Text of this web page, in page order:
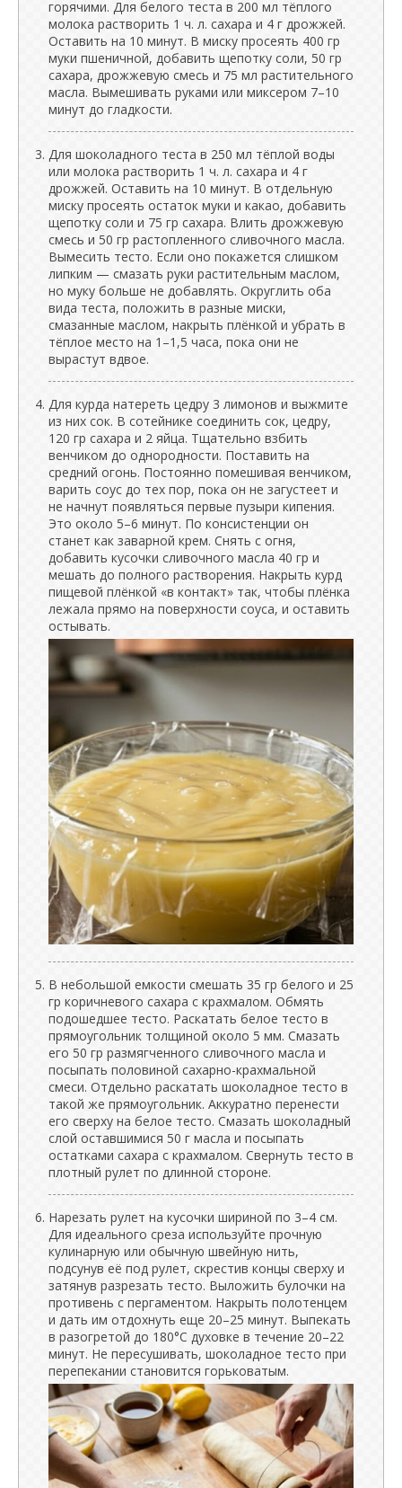
горячими. Для белого теста в 200 мл тёплого
молока растворить 1 ч. л. сахара и 4 г дрожжей.
Оставить на 10 минут. В миску просеять 400 гр
муки пшеничной, добавить щепотку соли, 50 гр
сахара, дрожжевую смесь и 75 мл растительного
масла. Вымешивать руками или миксером 7–10
минут до гладкости.
Для шоколадного теста в 250 мл тёплой воды
или молока растворить 1 ч. л. сахара и 4 г
дрожжей. Оставить на 10 минут. В отдельную
миску просеять остаток муки и какао, добавить
щепотку соли и 75 гр сахара. Влить дрожжевую
смесь и 50 гр растопленного сливочного масла.
Вымесить тесто. Если оно покажется слишком
липким — смазать руки растительным маслом,
но муку больше не добавлять. Округлить оба
вида теста, положить в разные миски,
смазанные маслом, накрыть плёнкой и убрать в
тёплое место на 1–1,5 часа, пока они не
вырастут вдвое.
Для курда натереть цедру 3 лимонов и выжмите
из них сок. В сотейнике соединить сок, цедру,
120 гр сахара и 2 яйца. Тщательно взбить
венчиком до однородности. Поставить на
средний огонь. Постоянно помешивая венчиком,
варить соус до тех пор, пока он не загустеет и
не начнут появляться первые пузыри кипения.
Это около 5–6 минут. По консистенции он
станет как заварной крем. Снять с огня,
добавить кусочки сливочного масла 40 гр и
мешать до полного растворения. Накрыть курд
пищевой плёнкой «в контакт» так, чтобы плёнка
лежала прямо на поверхности соуса, и оставить
остывать.
В небольшой емкости смешать 35 гр белого и 25
гр коричневого сахара с крахмалом. Обмять
подошедшее тесто. Раскатать белое тесто в
прямоугольник толщиной около 5 мм. Смазать
его 50 гр размягченного сливочного масла и
посыпать половиной сахарно-крахмальной
смеси. Отдельно раскатать шоколадное тесто в
такой же прямоугольник. Аккуратно перенести
его сверху на белое тесто. Смазать шоколадный
слой оставшимися 50 г масла и посыпать
остатками сахара с крахмалом. Свернуть тесто в
плотный рулет по длинной стороне.
Нарезать рулет на кусочки шириной по 3–4 см.
Для идеального среза используйте прочную
кулинарную или обычную швейную нить,
подсунув её под рулет, скрестив концы сверху и
затянув разрезать тесто. Выложить булочки на
противень с пергаментом. Накрыть полотенцем
и дать им отдохнуть еще 20–25 минут. Выпекать
в разогретой до 180°C духовке в течение 20–22
минут. Не пересушивать, шоколадное тесто при
перепекании становится горьковатым.